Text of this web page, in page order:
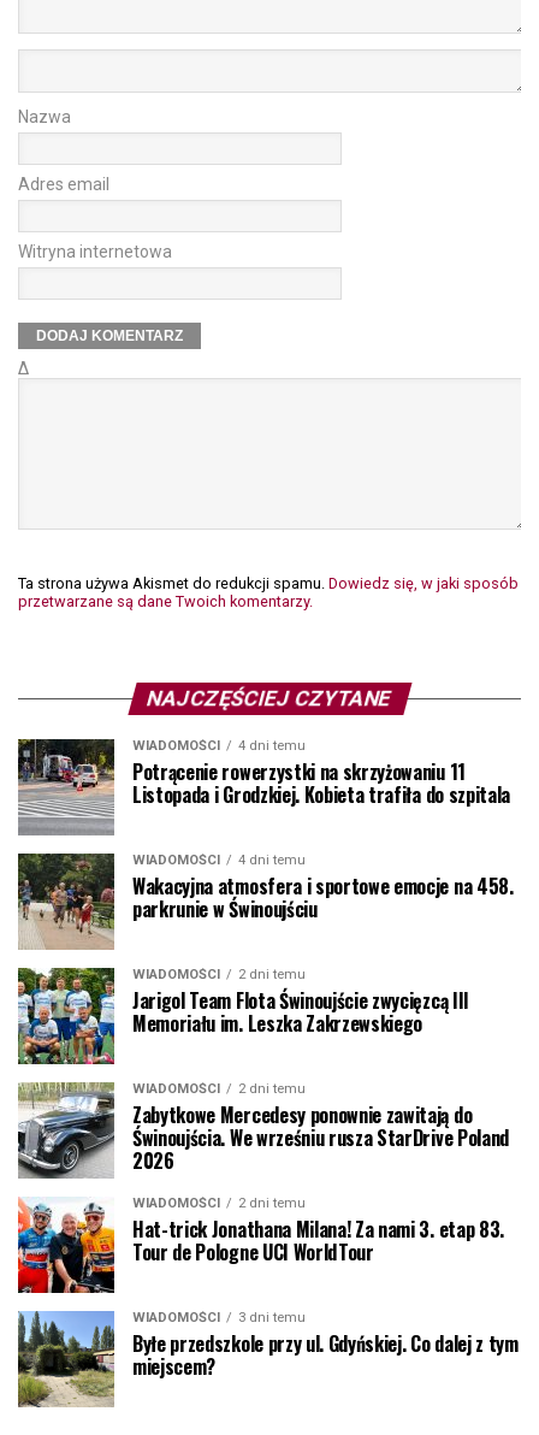
Nazwa
Adres email
Witryna internetowa
Δ
Ta strona używa Akismet do redukcji spamu. Dowiedz się, w jaki sposób
przetwarzane są dane Twoich komentarzy.
NAJCZĘŚCIEJ CZYTANE
WIADOMOŚCI 4 dni temu
Potrącenie rowerzystki na skrzyżowaniu 11
Listopada i Grodzkiej. Kobieta trafiła do szpitala
WIADOMOŚCI 4 dni temu
Wakacyjna atmosfera i sportowe emocje na 458.
parkrunie w Świnoujściu
WIADOMOŚCI 2 dni temu
Jarigol Team Flota Świnoujście zwycięzcą III
Memoriału im. Leszka Zakrzewskiego
WIADOMOŚCI 2 dni temu
Zabytkowe Mercedesy ponownie zawitają do
Świnoujścia. We wrześniu rusza StarDrive Poland
2026
WIADOMOŚCI 2 dni temu
Hat-trick Jonathana Milana! Za nami 3. etap 83.
Tour de Pologne UCI WorldTour
WIADOMOŚCI 3 dni temu
Byłe przedszkole przy ul. Gdyńskiej. Co dalej z tym
miejscem?